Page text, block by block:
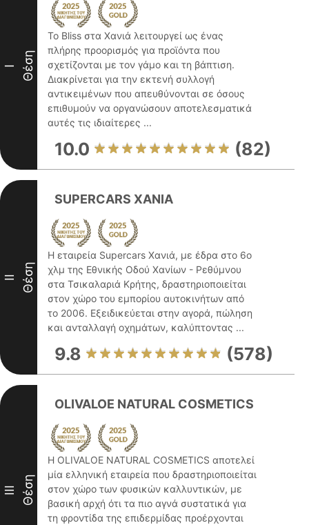
I Θέση
Το Bliss στα Χανιά λειτουργεί ως ένας
πλήρης προορισμός για προϊόντα που
σχετίζονται με τον γάμο και τη βάπτιση.
Διακρίνεται για την εκτενή συλλογή
αντικειμένων που απευθύνονται σε όσους
επιθυμούν να οργανώσουν αποτελεσματικά
αυτές τις ιδιαίτερες ...
10.0 (82)
II Θέση
SUPERCARS XANIA
Η εταιρεία Supercars Χανιά, με έδρα στο 6ο
χλμ της Εθνικής Οδού Χανίων - Ρεθύμνου
στα Τσικαλαριά Κρήτης, δραστηριοποιείται
στον χώρο του εμπορίου αυτοκινήτων από
το 2006. Εξειδικεύεται στην αγορά, πώληση
και ανταλλαγή οχημάτων, καλύπτοντας ...
9.8 (578)
III Θέση
OLIVALOE NATURAL COSMETICS
Η OLIVALOE NATURAL COSMETICS αποτελεί
μία ελληνική εταιρεία που δραστηριοποιείται
στον χώρο των φυσικών καλλυντικών, με
βασική αρχή ότι τα πιο αγνά συστατικά για
τη φροντίδα της επιδερμίδας προέρχονται